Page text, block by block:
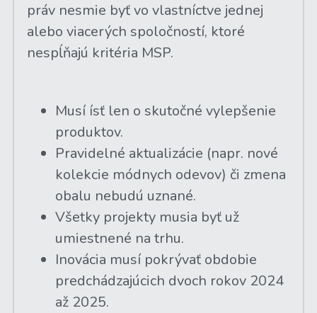
práv nesmie byť vo vlastníctve jednej
alebo viacerých spoločností, ktoré
nespĺňajú kritéria MSP.
Musí ísť len o skutočné vylepšenie
produktov.
Pravidelné aktualizácie (napr. nové
kolekcie módnych odevov) či zmena
obalu nebudú uznané.
Všetky projekty musia byť už
umiestnené na trhu.
Inovácia musí pokrývať obdobie
predchádzajúcich dvoch rokov 2024
až 2025.